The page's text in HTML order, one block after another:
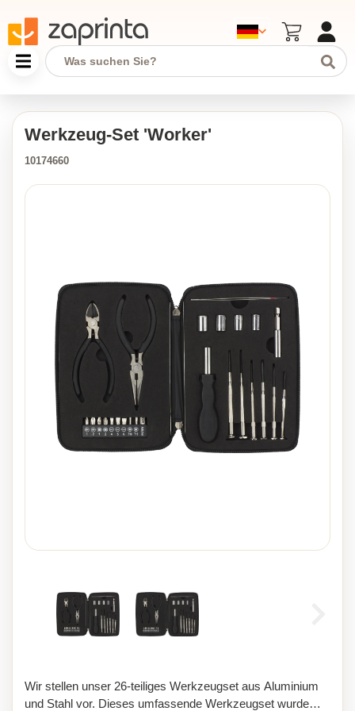
Werkzeug-Set 'Worker'
10174660
Wir stellen unser 26-teiliges Werkzeugset aus Aluminium
und Stahl vor. Dieses umfassende Werkzeugset wurde